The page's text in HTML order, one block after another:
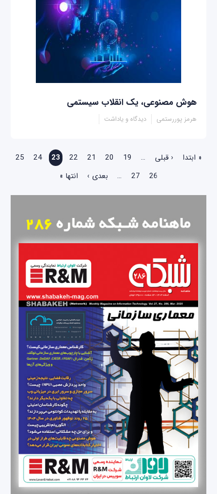
هوش مصنوعی، یک انقلاب سیستمی
هرمز پوررستمی دیدگاه و یاداشت
صفحه‌ها
« ابتدا ‹ قبلی …
19
20
21
22
23
24
25
26
27
… بعدی › انتها »